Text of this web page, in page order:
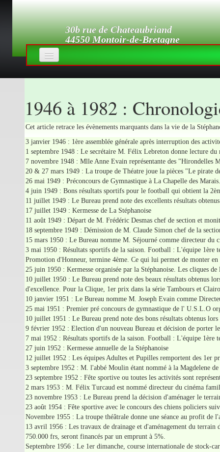
30b rue de Chateaubriand
44550 Montoir-de-Bretagne
Les Sections
Revue de Presse
Photothèque
Accès réservé
1946 à 1982 :
Cet article retrace les évènements marquants dans la vie de la
3 janvier 1946 : 1ère assemblée générale après interruption des
1 septembre 1948 : Le secrétaire M. Félix Lebreton donne lecture
7 novembre 1948 : Mlle Anne Evain représentante des "Hirondelles
20 & 27 mars 1949 : La troupe de Théatre joue la pièces "Le pirate
26 mai 1949 : Préconcours de Gymnastique à La Chapelle des Marais.
4 juin 1949 : Bons résultats sportifs pour le football qui obtient la
11 juillet 1949 : Le Bureau prend note des excellents résultats
17 juillet 1949 : Kermesse de La Stéphanoise
11 août 1949 : Départ de M. Frédéric Desmas chef de section et
18 septembre 1949 : Démission de M. Claude Simon chef de la
15 mars 1950 : Le Bureau nomme M. Séjourné comme directeur du
3 mai 1950 : Résultats sportifs de la saison. Football : L'équipe 1ère
Promotion d'Honneur, termine 4ème. Ce qui lui permet de monter
25 juin 1950 : Kermesse organisée par la Stéphanoise. Les cliques
10 juillet 1950 : Le Bureau prend note des beaux résultats obtenus
d'excellence. Pour la Clique, 1er prix dans la série Tambours et
10 janvier 1951 : Le Bureau nomme M. Joseph Evain comme
25 mai 1951 : Premier pré concours de gymnastique de l' U.S.L.O
10 juillet 1951 : Le Bureau prend note des bons résultats obtenus
9 février 1952 : Election d'un nouveau Bureau et décision de porter
7 mai 1952 : Résultats sportifs de la saison. Football : L'équipe 1ère
27 juin 1952 : Kermesse annuelle de la Stéphanoise
12 juillet 1952 : Les équipes Adultes et Pupilles remportent des 1er
3 septembre 1952 : M. l'abbé Moulin étant nommé à la Magdelene
23 septembre 1952 : Fête sportive ou toutes les activités sont
2 mars 1953 : M. Félix Turcaud est nommé directeur du cinéma
23 novembre 1953 : Le Bureau prend la décision d'aménager le
23 août 1954 : Fête sportive avec le concours des chiens policiers
Novembre 1955 : La troupe théâtrale donne une séance au profit de
13 avril 1956 : Les travaux de drainage et d'aménagement du
750.000 frs, seront financés par un emprunt à 5%.
Septembre 1956 : Le 1er dimanche, course internationale de stock-